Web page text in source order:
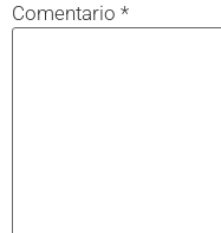
Comentario *